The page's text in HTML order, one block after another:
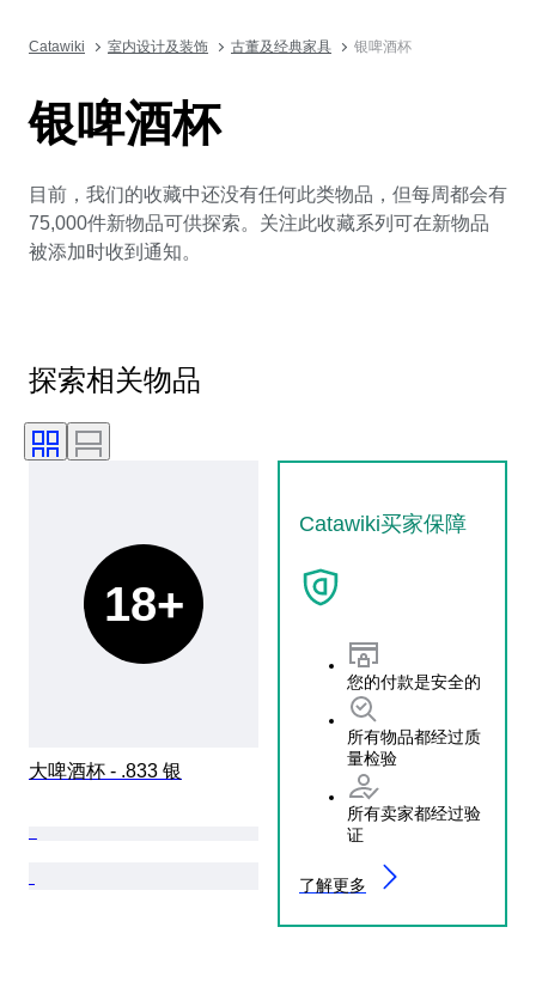
Catawiki 室内设计及装饰 古董及经典家具 银啤酒杯
银啤酒杯
目前，我们的收藏中还没有任何此类物品，但每周都会有
75,000件新物品可供探索。关注此收藏系列可在新物品
被添加时收到通知。
探索相关物品
Catawiki买家保障
您的付款是安全的
所有物品都经过质
量检验
所有卖家都经过验
证
了解更多
18+
大啤酒杯 - .833 银